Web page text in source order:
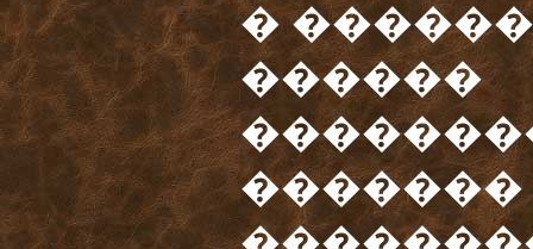
�
������
�������